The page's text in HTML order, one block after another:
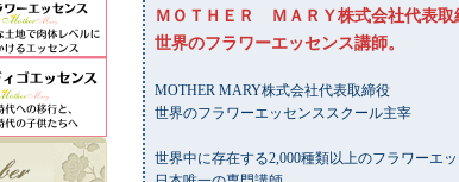
ＭＯＴＨＥＲ ＭＡＲＹ株式会社代表取
世界のフラワーエッセンス講師。
MOTHER MARY株式会社代表取締役
世界のフラワーエッセンススクール主宰
世界中に存在する2,000種類以上のフラワーエ